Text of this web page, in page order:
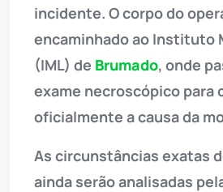
incidente. O corpo do
encaminhado ao Instituto
(IML) de Brumado, onde
exame necroscópico para
oficialmente a causa da
As circunstâncias exatas
ainda serão analisadas